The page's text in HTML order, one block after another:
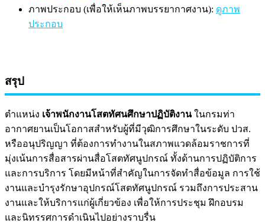
ภาพประกอบ (เพื่อให้เห็นภาพบรรยากาศงาน): ดูภาพ
ประกอบ
สรุป
ตำแหน่ง เจ้าพนักงานโสตทัศนศึกษาปฏิบัติงานในกรมท่า
อากาศยานเป็นโอกาสสำหรับผู้ที่มีวุฒิการศึกษาในระดับ ปวส.
หรืออนุปริญญา ที่ต้องการทำงานในสภาพแวดล้อมราชการที่
มุ่งเน้นการสื่อสารผ่านสื่อโสตทัศนูปกรณ์ ทั้งด้านการปฏิบัติการ
และการบริการ โดยมีหน้าที่สำคัญในการจัดทำสื่อข้อมูล การใช้
งานและบำรุงรักษาอุปกรณ์โสตทัศนูปกรณ์ รวมถึงการประสาน
งานและให้บริการแก่ผู้เกี่ยวข้อง เพื่อให้การประชุม ฝึกอบรม
และนิทรรศการดำเนินไปอย่างราบรื่น